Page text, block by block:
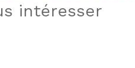
intéresser